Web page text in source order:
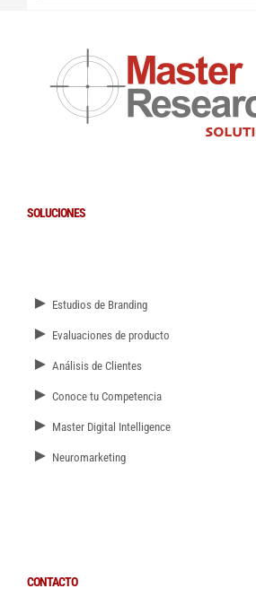
SOLUCIONES
► Estudios de Branding
► Evaluaciones de producto
► Análisis de Clientes
► Conoce tu Competencia
► Master Digital Intelligence
► Neuromarketing
CONTACTO